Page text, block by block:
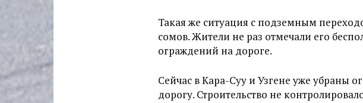
Такая же ситуация с подземным
сомов. Жители не раз отмечали его
ограждений на дороге.
Сейчас в Кара-Суу и Узгене уже убраны
дорогу. Строительство не